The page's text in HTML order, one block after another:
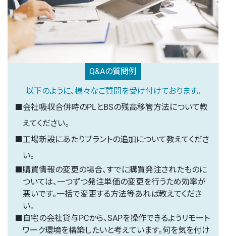
Q&Aの質問例
以下のように、様々なご質問を受け付けております。
会社吸収合併時のPLとBSの残高移管方法について教
えてください。
工場新設にあたりプラントの追加について教えてくださ
い。
購買情報の変更の場合、すでに購買発注されたものに
ついては、一つずつ発注単価の変更を行うため効率が
悪いです。一括で変更する方法等あれば教えてくださ
い。
自宅の会社貸与PCから、SAPを操作できるようリモート
ワーク環境を構築したいと考えています。何を気を付け